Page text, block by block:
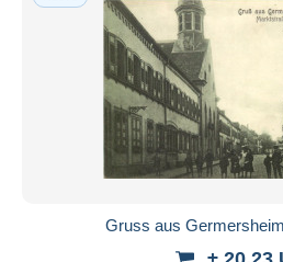
Gruss aus